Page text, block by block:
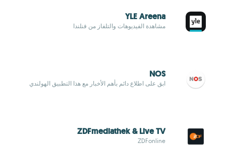
YLE Areena
مشاهدة الفيديوهات والتلفاز من فنلندا
NOS
ابق على اطلاع دائم بأهم الأخبار مع هذا التطبيق الهولندي
ZDFmediathek & Live TV
ZDFonline